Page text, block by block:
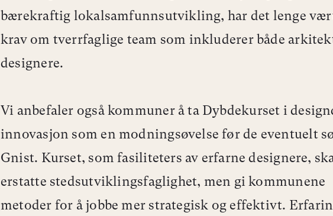
bærekraftig lokalsamfunnsutvikling, har det lenge
krav om tverrfaglige team som inkluderer både
designere.
Vi anbefaler også kommuner å ta Dybdekurset i
innovasjon som en modningsøvelse før de eventuelt
Gnist. Kurset, som fasiliteters av erfarne designere,
erstatte stedsutviklingsfaglighet, men gi kommunene
metoder for å jobbe mer strategisk og effektivt.